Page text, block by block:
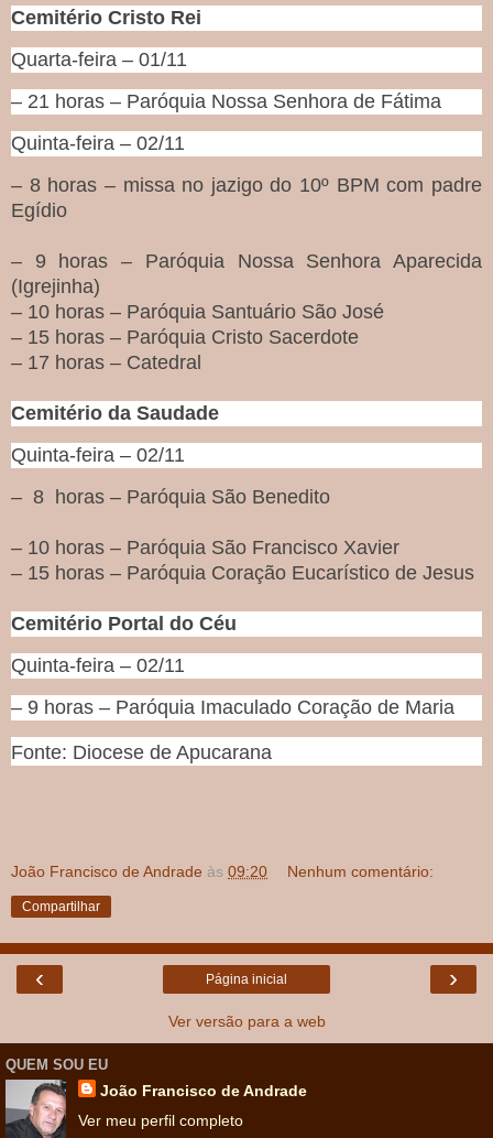
Cemitério Cristo Rei
Quarta-feira – 01/11
– 21 horas – Paróquia Nossa Senhora de Fátima
Quinta-feira – 02/11
– 8 horas – missa no jazigo do 10º BPM com padre
Egídio
– 9 horas – Paróquia Nossa Senhora Aparecida
(Igrejinha)
– 10 horas – Paróquia Santuário São José
– 15 horas – Paróquia Cristo Sacerdote
– 17 horas – Catedral
Cemitério da Saudade
Quinta-feira – 02/11
– 8 horas – Paróquia São Benedito
– 10 horas – Paróquia São Francisco Xavier
– 15 horas – Paróquia Coração Eucarístico de Jesus
Cemitério Portal do Céu
Quinta-feira – 02/11
– 9 horas – Paróquia Imaculado Coração de Maria
Fonte: Diocese de Apucarana
João Francisco de Andrade às 09:20 Nenhum comentário:
Compartilhar
‹ ›
Página inicial
Ver versão para a web
QUEM SOU EU
João Francisco de Andrade
Ver meu perfil completo